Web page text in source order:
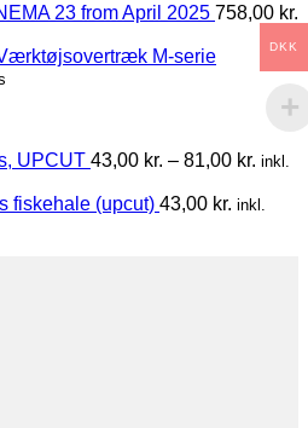
23 from April 2025 758,00 kr.
M-serie
UPCUT 43,00 kr. – 81,00 kr. inkl.
fiskehale (upcut) 43,00 kr. inkl.
DKK